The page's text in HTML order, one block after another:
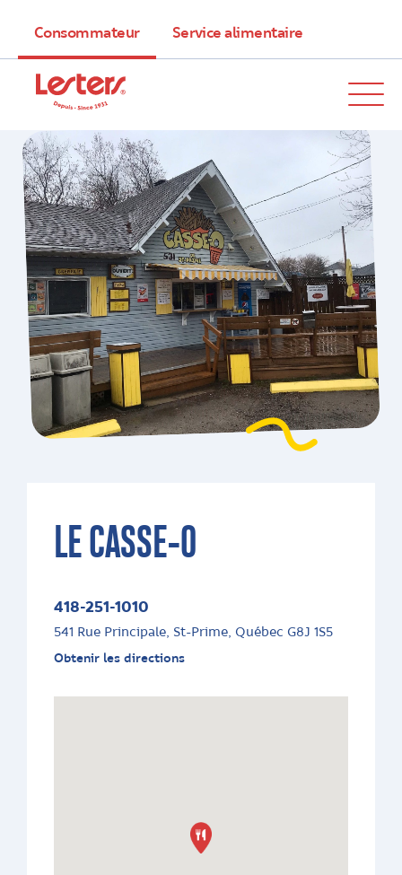
Consommateur Service alimentaire
LE CASSE-O
418-251-1010
541 Rue Principale, St-Prime, Québec G8J 1S5
Obtenir les directions